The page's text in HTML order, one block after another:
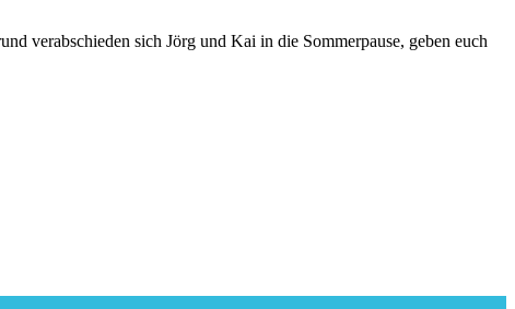
verabschieden sich Jörg und Kai in die Sommerpause, geben euch